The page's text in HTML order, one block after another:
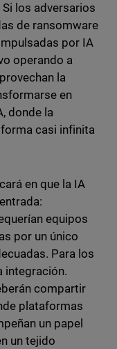
los adversarios
de ransomware
por IA
operando a
la
en
donde la
casi infinita
en que la IA
equipos
por un único
Para los
integración.
compartir
plataformas
un papel
un tejido